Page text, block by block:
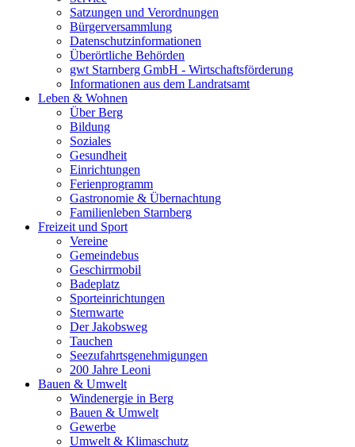
Satzungen und Verordnungen
Bürgerversammlung
Datenschutzinformationen
Überörtliche Behörden
gwt Starnberg GmbH - Wirtschaftsförderung
Informationen aus dem Landratsamt
Leben & Wohnen
Über Berg
Bildung
Soziales
Gesundheit
Einrichtungen
Ferienprogramm
Gastronomie & Übernachtung
Familienleben Starnberg
Freizeit und Sport
Vereine
Gemeindebus
Geschirrmobil
Badeplatz
Sporteinrichtungen
Sternwarte
Der Jakobsweg
Tauchen
Seezufahrtsgenehmigungen
200 Jahre Leoni
Bauen & Umwelt
Windenergie in Berg
Bauen & Umwelt
Gewerbe
Umwelt & Klimaschutz